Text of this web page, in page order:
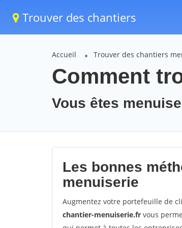
Trouver des chantiers
Accueil Trouver des chantiers
Comment
Vous êtes
Les bonnes
menuiserie
Augmentez votre portefeuille de
chantier-menuiserie.fr vous